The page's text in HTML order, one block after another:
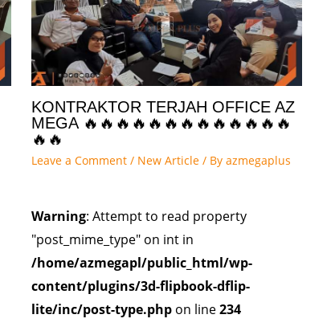
KONTRAKTOR TERJAH OFFICE AZ
MEGA 🔥🔥🔥🔥🔥🔥🔥🔥🔥🔥🔥🔥🔥
🔥🔥
Leave a Comment / New Article / By azmegaplus
Warning: Attempt to read property
"post_mime_type" on int in
/home/azmegapl/public_html/wp-
content/plugins/3d-flipbook-dflip-
lite/inc/post-type.php on line234